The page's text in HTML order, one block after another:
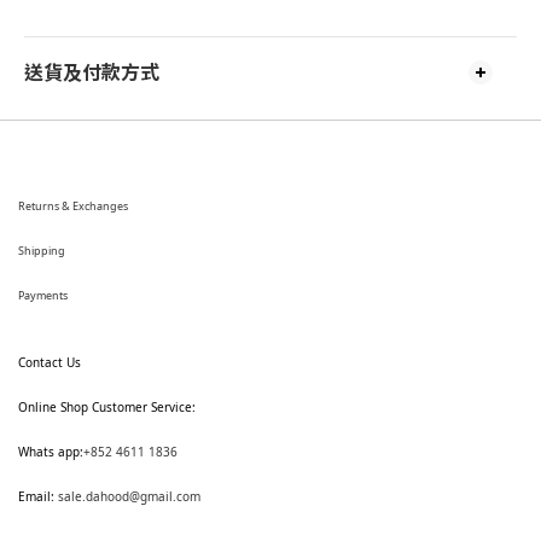
送貨及付款方式
Returns & Exchanges
Shipping
Payments
Contact Us
Online Shop Customer Service:
Whats app:+852 4611 1836
Email: sale.dahood@gmail.com